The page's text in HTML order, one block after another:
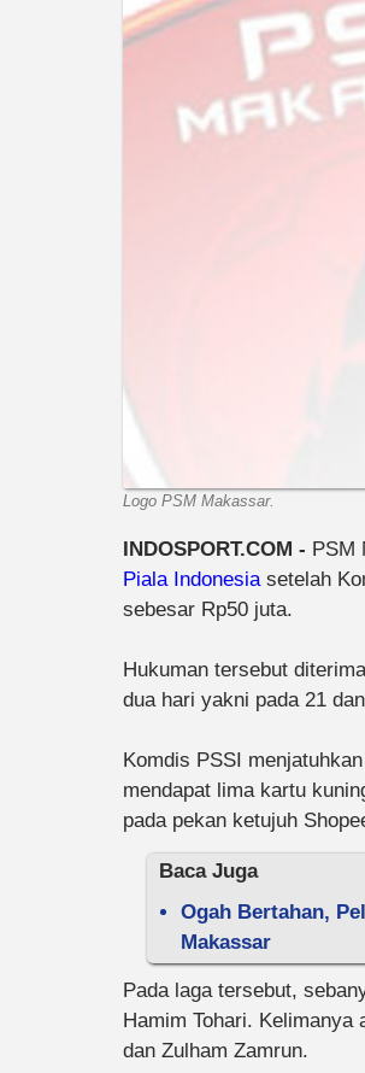
Logo PSM Makassar.
INDOSPORT.COM - PSM
Piala Indonesiasetelah
sebesar Rp50 juta.
Hukuman tersebut
dua hari yakni pada 21
Komdis PSSI
mendapat lima kartu
pada pekan ketujuh
Baca Juga
Ogah Bertahan,
Makassar
Pada laga tersebut,
Hamim Tohari. Kelimanya
dan Zulham Zamrun.